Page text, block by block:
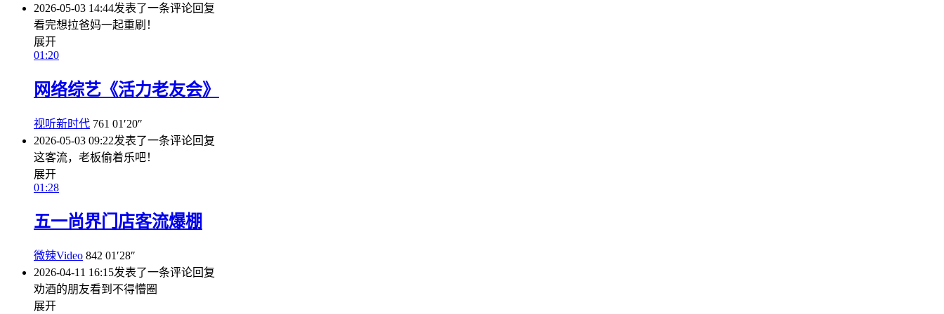
2026-05-03 14:44发表了一条评论回复
看完想拉爸妈一起重刷！
展开
01:20
网络综艺《活力老友会》
视听新时代 761 01′20″
2026-05-03 09:22发表了一条评论回复
这客流，老板偷着乐吧！
展开
01:28
五一尚界门店客流爆棚
微辣Video 842 01′28″
2026-04-11 16:15发表了一条评论回复
劝酒的朋友看到不得懵圈
展开